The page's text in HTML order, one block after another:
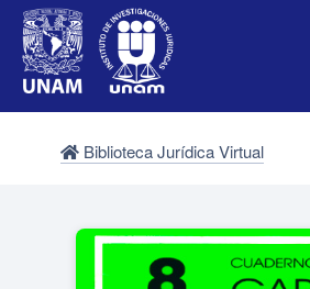
Biblioteca Jurídica Virtual